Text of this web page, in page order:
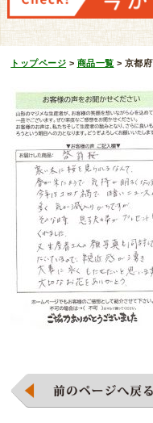
トップページ > 商品一覧 > 京都